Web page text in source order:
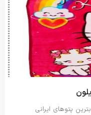
پتوهای ایرانی